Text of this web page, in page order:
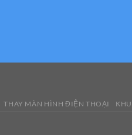
THAY MÀN HÌNH ĐIỆN THOẠI